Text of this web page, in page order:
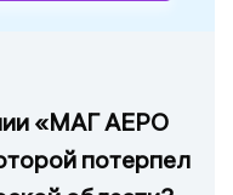
«МАГ АЕРО
потерпел